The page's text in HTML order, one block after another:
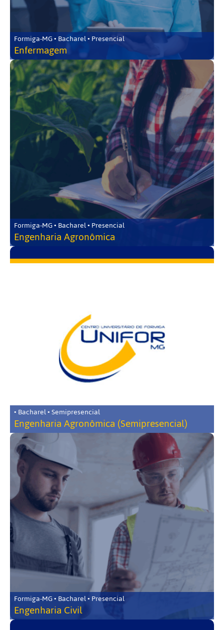
Formiga-MG • Bacharel • Presencial
Enfermagem
Formiga-MG • Bacharel • Presencial
Engenharia Agronômica
• Bacharel • Semipresencial
Engenharia Agronômica (Semipresencial)
Formiga-MG • Bacharel • Presencial
Engenharia Civil